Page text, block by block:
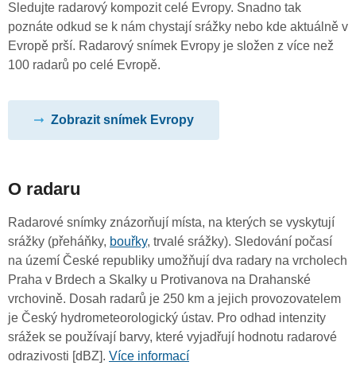
Sledujte radarový kompozit celé Evropy. Snadno tak
poznáte odkud se k nám chystají srážky nebo kde aktuálně v
Evropě prší. Radarový snímek Evropy je složen z více než
100 radarů po celé Evropě.
Zobrazit snímek Evropy
O radaru
Radarové snímky znázorňují místa, na kterých se vyskytují
srážky (přeháňky, bouřky, trvalé srážky). Sledování počasí
na území České republiky umožňují dva radary na vrcholech
Praha v Brdech a Skalky u Protivanova na Drahanské
vrchovině. Dosah radarů je 250 km a jejich provozovatelem
je Český hydrometeorologický ústav. Pro odhad intenzity
srážek se používají barvy, které vyjadřují hodnotu radarové
odrazivosti [dBZ]. Více informací